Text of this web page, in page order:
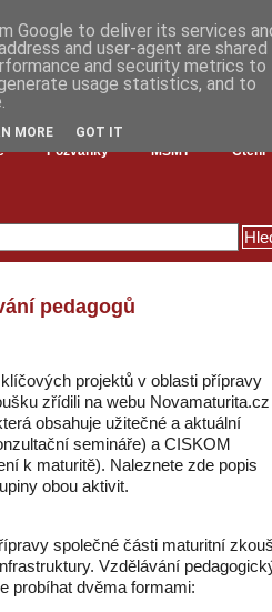
Pozvánky MŠMT Čtení
pedagogů
projektů v oblasti přípravy
zřídili na webu Novamaturita.cz
obsahuje užitečné a aktuální
semináře) a CISKOM
k maturitě). Naleznete zde popis
obou aktivit.
společné části maturitní
Vzdělávání
probíhat dvěma formami:
Google to deliver its services
and user-agent are shared
and security metrics to
usage statistics, and to
MORE GOT IT